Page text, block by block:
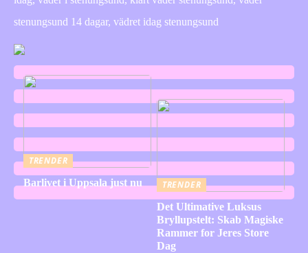
stenungsund 14 dagar, vädret idag stenungsund
TRENDER
Barlivet i Uppsala just nu
TRENDER
Det Ultimative Luksus
Bryllupstelt: Skab Magiske
Rammer for Jeres Store
Dag